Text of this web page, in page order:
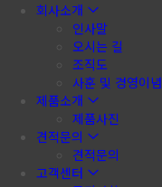
회사소개
인사말
오시는 길
조직도
사훈 및 경영이념
제품소개
제품사진
견적문의
견적문의
고객센터